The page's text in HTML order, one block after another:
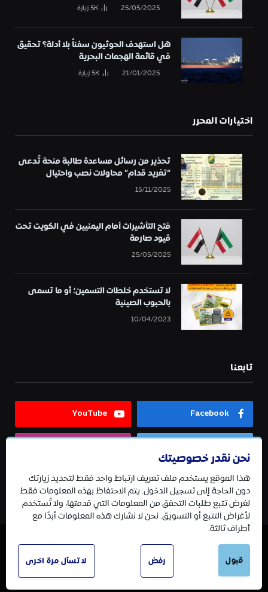
25/05/2025
5Kزيارة
هل استهدف الحوثيون سفناً بلا أدلة؟ تحقيق
في قائمة الهجمات البحرية
21/01/2025
5Kزيارة
اختيارات المحرر
تحذير من رسائل مساعدة طالبة منحة تُدعى
“تغريد قدام” محاولات نصب واحتيال
15/11/2025
فتح التأشيرات أمام اليمنيين في الكويت تحت
قيود صارمة
25/05/2025
لا تستخدم خلطات التسمين؛ أو ما تسمى
بالحبوب الصينية
10/04/2023
تابعنا
Facebook
YouTube
Telegram
نحن نقدر خصوصيتك
هذا الموقع يستخدم ملف تعريف ارتباط واحد فقط لتحديد زيارتك
دون الحاجة إلى تسجيل الدخول. يتم الاحتفاظ بهذه المعلومات فقط
لغرض تتبع طلبات التحقق من المعلومات التي قدمتها، ولا تُستخدم
لأغراض التتبع أو التسويق. نحن لا نشارك هذه المعلومات أبدًا مع
أطراف ثالثة.
قبول رفض لا تسأل مرة اخرى